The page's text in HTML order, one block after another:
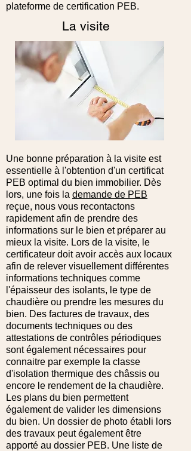
plateforme de certification PEB.
La visite
Une bonne préparation à la visite est
essentielle à l'obtention d'un certificat
PEB optimal du bien immobilier. Dès
lors, une fois la demande de PEB
reçue, nous vous recontactons
rapidement afin de prendre des
informations sur le bien et préparer au
mieux la visite. Lors de la visite, le
certificateur doit avoir accès aux locaux
afin de relever visuellement différentes
informations techniques comme
l'épaisseur des isolants, le type de
chaudière ou prendre les mesures du
bien. Des factures de travaux, des
documents techniques ou des
attestations de contrôles périodiques
sont également nécessaires pour
connaitre par exemple la classe
d'isolation thermique des châssis ou
encore le rendement de la chaudière.
Les plans du bien permettent
également de valider les dimensions
du bien. Un dossier de photo établi lors
des travaux peut également être
apporté au dossier PEB. Une liste de